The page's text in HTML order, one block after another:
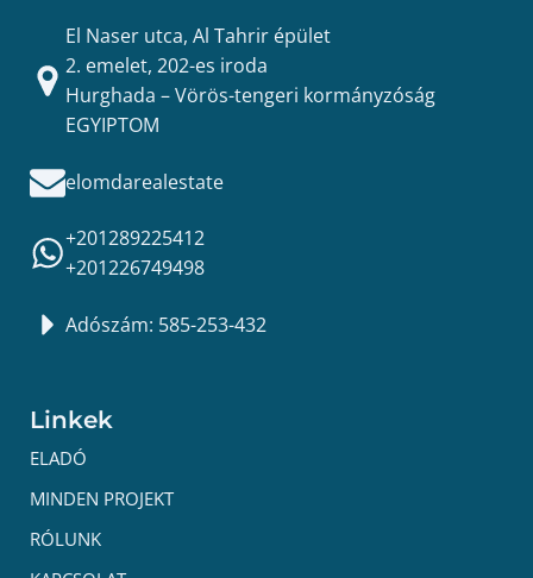
El Naser utca, Al Tahrir épület
2. emelet, 202-es iroda
Hurghada – Vörös-tengeri kormányzóság
EGYIPTOM
elomdarealestate
+201289225412
+201226749498
Adószám: 585-253-432
Linkek
ELADÓ
MINDEN PROJEKT
RÓLUNK